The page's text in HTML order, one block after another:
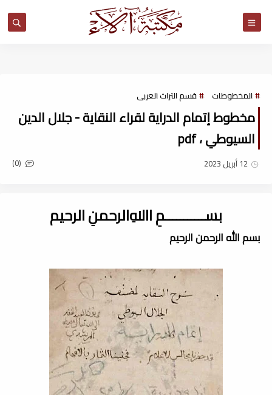
المخطوطات قسم التراث العربى
مخطوط إتمام الدراية لقراء النقاية - جلال الدين
السيوطي ، pdf
12 أبريل 2023 (0)
بســـــــــــمِ اﷲِالرحمنِ الرحيم
بسم الله الرحمن الرحيم